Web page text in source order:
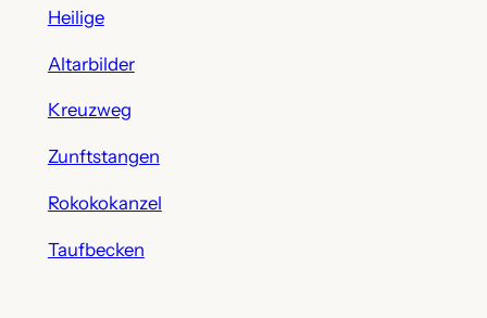
Heilige
Altarbilder
Kreuzweg
Zunftstangen
Rokokokanzel
Taufbecken